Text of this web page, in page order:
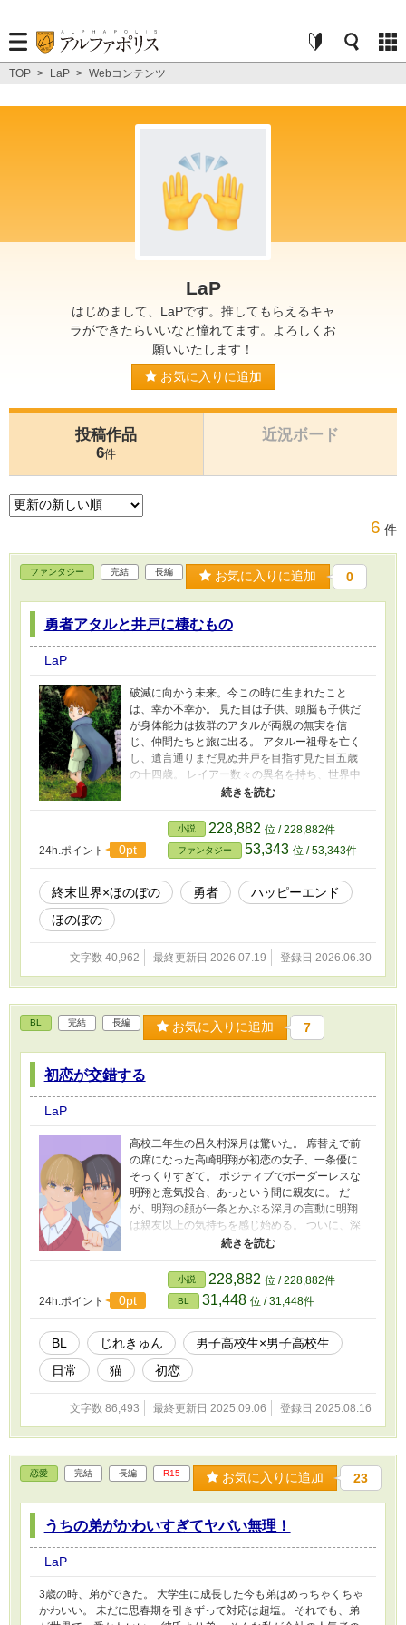
TOP > LaP > Webコンテンツ
LaP
はじめまして、LaPです。推してもらえるキャ
ラができたらいいなと憧れてます。よろしくお
願いいたします！
お気に入りに追加
投稿作品
6件
近況ボード
6 件
ファンタジー 完結 長編 お気に入りに追加 0
勇者アタルと井戸に棲むもの
LaP
破滅に向かう未来。今この時に生まれたこと
は、幸か不幸か。 見た目は子供、頭脳も子供だ
が身体能力は抜群のアタルが両親の無実を信
じ、仲間たちと旅に出る。 アタルー祖母を亡く
し、遺言通りまだ見ぬ井戸を目指す見た目五歳
の十四歳。 レイアー数々の異名を持ち、世界中
を飛び回る麗しの騎士。白馬カユラの飼い主。
未成年なので実権はないが人を見る目はある。
スズー腹にいちもつ抱える学者で専門は植物。
博識なしっかり者。かわいいドレスに憧れ。 カ
ユラーレイアがとある国の王から譲り受けたじ
ゃじゃ馬。見た目は美しい白馬。 ミナトー世界
中の人々を見てきたレイアですら違和感を覚え
24h.ポイント 0pt
小説 228,882 位 / 228,882件
ファンタジー 53,343 位 / 53,343件
終末世界×ほのぼの 勇者
ハッピーエンド
ほのぼの
文字数 40,962 最終更新日 2026.07.19 登録日 2026.06.30
BL 完結 長編 お気に入りに追加 7
初恋が交錯する
LaP
高校二年生の呂久村深月は驚いた。 席替えで前
の席になった高崎明翔が初恋の女子、一条優に
そっくりすぎて。 ポジティブでボーダーレスな
明翔と意気投合、あっという間に親友に。 だ
が、明翔の顔が一条とかぶる深月の言動に明翔
は親友以上の気持ちを感じ始める。 ついに、深
月はとあるハンカチがきっかけで親友に告白さ
がわちゃわちゃした日常の中で互いに向き合
う、親友以上恋人未満のピュアBL。
24h.ポイント
0pt
小説 228,882 位 / 228,882件
BL 31,448 位 / 31,448件
BL じれきゅん
男子高校生×男子高校生
日常
猫 初恋
文字数 86,493 最終更新日 2025.09.06 登録日 2025.08.16
恋愛 完結 長編 R15 お気に入りに追加 23
うちの弟がかわいすぎてヤバい無理！
LaP
3歳の時、弟ができた。 大学生に成長した今も弟はめっちゃくちゃ
かわいい。 未だに思春期を引きずって対応は超塩。 それでも、弟